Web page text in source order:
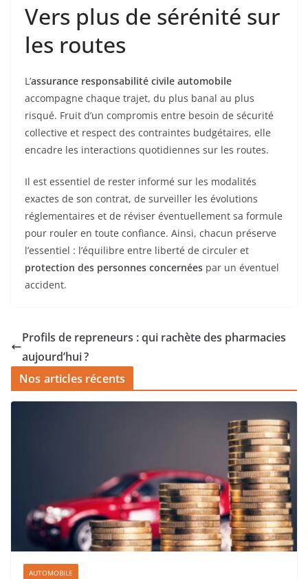
Vers plus de sérénité sur
les routes
L’assurance responsabilité civile automobile
accompagne chaque trajet, du plus banal au plus
risqué. Fruit d’un compromis entre besoin de sécurité
collective et respect des contraintes budgétaires, elle
encadre les interactions quotidiennes sur les routes.
Il est essentiel de rester informé sur les modalités
exactes de son contrat, de surveiller les évolutions
réglementaires et de réviser éventuellement sa formule
pour rouler en toute confiance. Ainsi, chacun préserve
l’essentiel : l’équilibre entre liberté de circuler et
protection des personnes concernées par un éventuel
accident.
Profils de repreneurs : qui rachète des pharmacies
aujourd’hui ?
Nos articles récents
AUTOMOBILE